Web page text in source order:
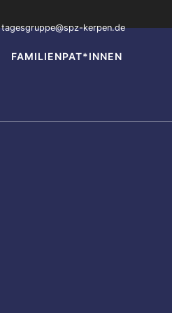
tagesgruppe@spz-kerpen.de
FAMILIENPAT*INNEN